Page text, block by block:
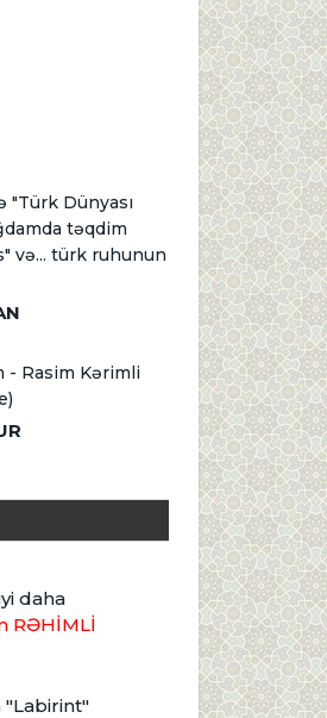
"Türk Dünyası
təqdim
və... türk ruhunun
- Rasim Kərimli
daha
RƏHİMLİ
"Labirint"